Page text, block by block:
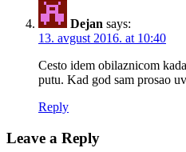
Dejan says:
13. avgust 2016. at 10:40
Cesto idem obilaznicom
putu. Kad god sam prosao
Reply
Leave a Reply